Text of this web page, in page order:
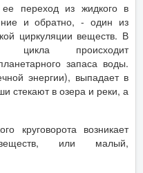
переход из жидкого в
и обратно, - один из
циркуляции веществ. В
цикла происходит
запаса воды.
энергии), выпадает в
стекают в озера и реки, а
круговорота возникает
веществ, или малый,